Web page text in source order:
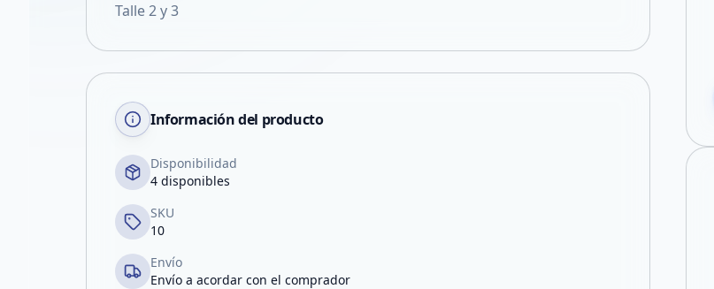
Talle 2 y 3
Información del producto
Disponibilidad
4 disponibles
SKU
10
Envío
Envío a acordar con el comprador